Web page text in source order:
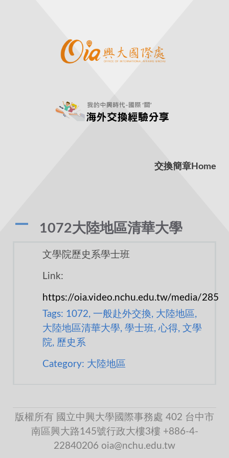
交換簡章 Home
A 1072大陸地區清華大學
文學院歷史系學士班
Link:
https://oia.video.nchu.edu.tw/media/285
Tags: 1072, 一般赴外交換, 大陸地區,
大陸地區清華大學, 學士班, 心得, 文學
院, 歷史系
Category: 大陸地區
版權所有 國立中興大學國際事務處 402 台中市
南區興大路145號行政大樓3樓 +886-4-
22840206 oia@nchu.edu.tw